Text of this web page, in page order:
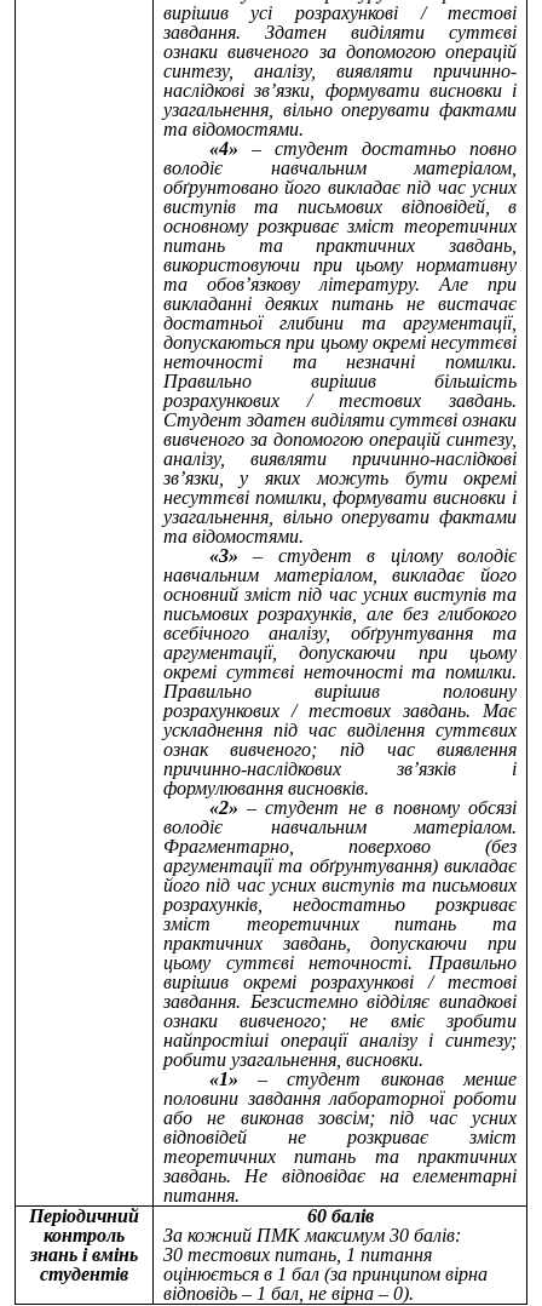
вирішив усі розрахункові / тестові
завдання. Здатен виділяти суттєві
ознаки вивченого за допомогою операцій
синтезу, аналізу, виявляти причинно-
наслідкові зв’язки, формувати висновки і
узагальнення, вільно оперувати фактами
та відомостями.
«4» – студент достатньо повно
володіє навчальним матеріалом,
обґрунтовано його викладає під час усних
виступів та письмових відповідей, в
основному розкриває зміст теоретичних
питань та практичних завдань,
використовуючи при цьому нормативну
та обов’язкову літературу. Але при
викладанні деяких питань не вистачає
достатньої глибини та аргументації,
допускаються при цьому окремі несуттєві
неточності та незначні помилки.
Правильно вирішив більшість
розрахункових / тестових завдань.
Студент здатен виділяти суттєві ознаки
вивченого за допомогою операцій синтезу,
аналізу, виявляти причинно-наслідкові
зв’язки, у яких можуть бути окремі
несуттєві помилки, формувати висновки і
узагальнення, вільно оперувати фактами
та відомостями.
«3» – студент в цілому володіє
навчальним матеріалом, викладає його
основний зміст під час усних виступів та
письмових розрахунків, але без глибокого
всебічного аналізу, обґрунтування та
аргументації, допускаючи при цьому
окремі суттєві неточності та помилки.
Правильно вирішив половину
розрахункових / тестових завдань. Має
ускладнення під час виділення суттєвих
ознак вивченого; під час виявлення
причинно-наслідкових зв’язків і
формулювання висновків.
«2» – студент не в повному обсязі
володіє навчальним матеріалом.
Фрагментарно, поверхово (без
аргументації та обґрунтування) викладає
його під час усних виступів та письмових
розрахунків, недостатньо розкриває
зміст теоретичних питань та
практичних завдань, допускаючи при
цьому суттєві неточності. Правильно
вирішив окремі розрахункові / тестові
завдання. Безсистемно відділяє випадкові
ознаки вивченого; не вміє зробити
найпростіші операції аналізу і синтезу;
робити узагальнення, висновки.
«1» – студент виконав менше
половини завдання лабораторної роботи
або не виконав зовсім; під час усних
відповідей не розкриває зміст
теоретичних питань та практичних
завдань. Не відповідає на елементарні
питання.
Періодичний
контроль
знань і вмінь
студентів
60 балів
За кожний ПМК максимум 30 балів:
30 тестових питань, 1 питання
оцінюється в 1 бал (за принципом вірна
відповідь – 1 бал, не вірна – 0).